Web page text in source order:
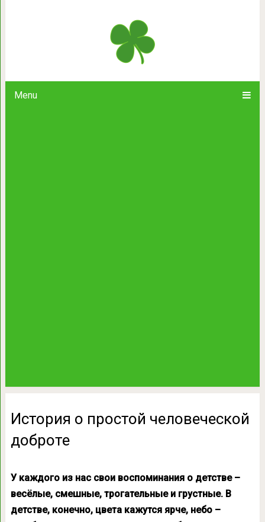
Menu
История о простой
История о простой человеческой
доброте
У каждого из нас свои воспоминания о детстве –
весёлые, смешные, трогательные и грустные. В
детстве, конечно, цвета кажутся ярче, небо –